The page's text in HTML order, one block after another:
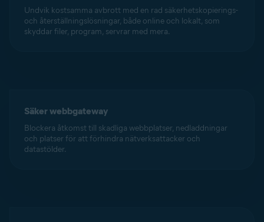
Undvik kostsamma avbrott med en rad säkerhetskopierings-
och återställningslösningar, både online och lokalt, som
skyddar filer, program, servrar med mera.
Säker webbgateway
Blockera åtkomst till skadliga webbplatser, nedladdningar
och platser för att förhindra nätverksattacker och
datastölder.